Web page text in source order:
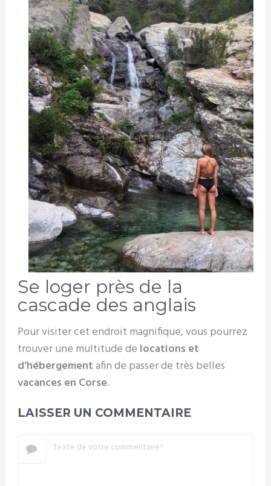
Se loger près de la
cascade des anglais
Pour visiter cet endroit magnifique, vous pourrez
trouver une multitude de locations et
d’hébergementafin de passer de très belles
vacances en Corse.
LAISSER UN COMMENTAIRE